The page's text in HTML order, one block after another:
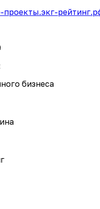
бизнеса